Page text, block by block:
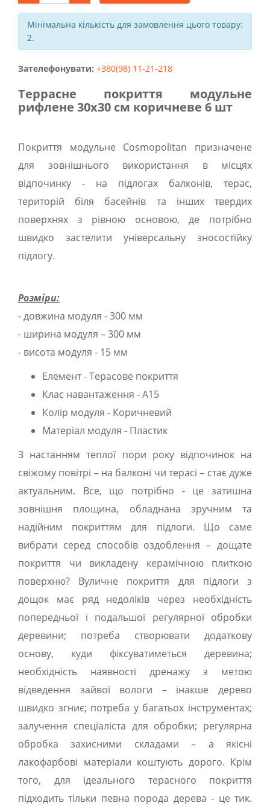
Мінімальна кількість для замовлення цього товару:
2.
Зателефонувати: +380(98) 11-21-218
Террасне покриття модульне
рифлене 30х30 см коричневе 6 шт
Покриття модульне Сosmopolitan призначене
для зовнішнього використання в місцях
відпочинку - на підлогах балконів, терас,
територій біля басейнів та інших твердих
поверхнях з рівною основою, де потрібно
швидко застелити універсальну зносостійку
підлогу.
Розміри:
- довжина модуля - 300 мм
- ширина модуля – 300 мм
- висота модуля - 15 мм
Елемент - Терасове покриття
Клас навантаження - А15
Колір модуля - Коричневий
Матеріал модуля - Пластик
З настанням теплої пори року відпочинок на
свіжому повітрі – на балконі чи терасі – стає дуже
актуальним. Все, що потрібно - це затишна
зовнішня площина, обладнана зручним та
надійним покриттям для підлоги. Що саме
вибрати серед способів оздоблення – дощате
покриття чи викладену керамічною плиткою
поверхню? Вуличне покриття для підлоги з
дощок має ряд недоліків через необхідність
попередньої і подальшої регулярної обробки
деревини; потреба створювати додаткову
основу, куди фіксуватиметься деревина;
необхідність наявності дренажу з метою
відведення зайвої вологи – інакше дерево
швидко згниє; потреба у багатьох інструментах;
залучення спеціаліста для обробки; регулярна
обробка захисними складами – а якісні
лакофарбові матеріали коштують дорого. Крім
того, для ідеального терасного покриття
підходить тільки певна порода дерева - це тик.